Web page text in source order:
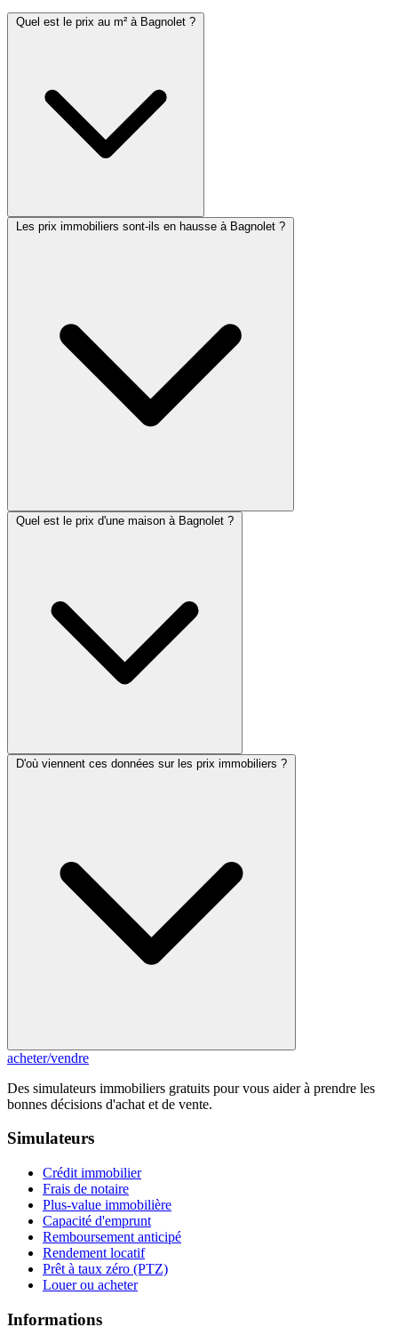
Quel est le prix au m² à Bagnolet ?
Les prix immobiliers sont-ils en hausse à Bagnolet ?
Quel est le prix d'une maison à Bagnolet ?
D'où viennent ces données sur les prix immobiliers ?
acheter/vendre
Des simulateurs immobiliers gratuits pour vous aider à prendre les
bonnes décisions d'achat et de vente.
Simulateurs
Crédit immobilier
Frais de notaire
Plus-value immobilière
Capacité d'emprunt
Remboursement anticipé
Rendement locatif
Prêt à taux zéro (PTZ)
Louer ou acheter
Informations